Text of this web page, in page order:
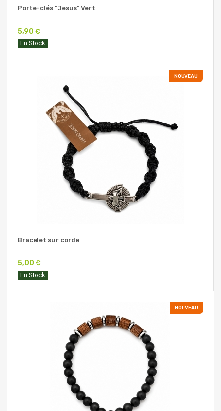
Porte-clés "Jesus" Vert
5,90 €
En Stock
NOUVEAU
Bracelet sur corde
5,00 €
En Stock
NOUVEAU